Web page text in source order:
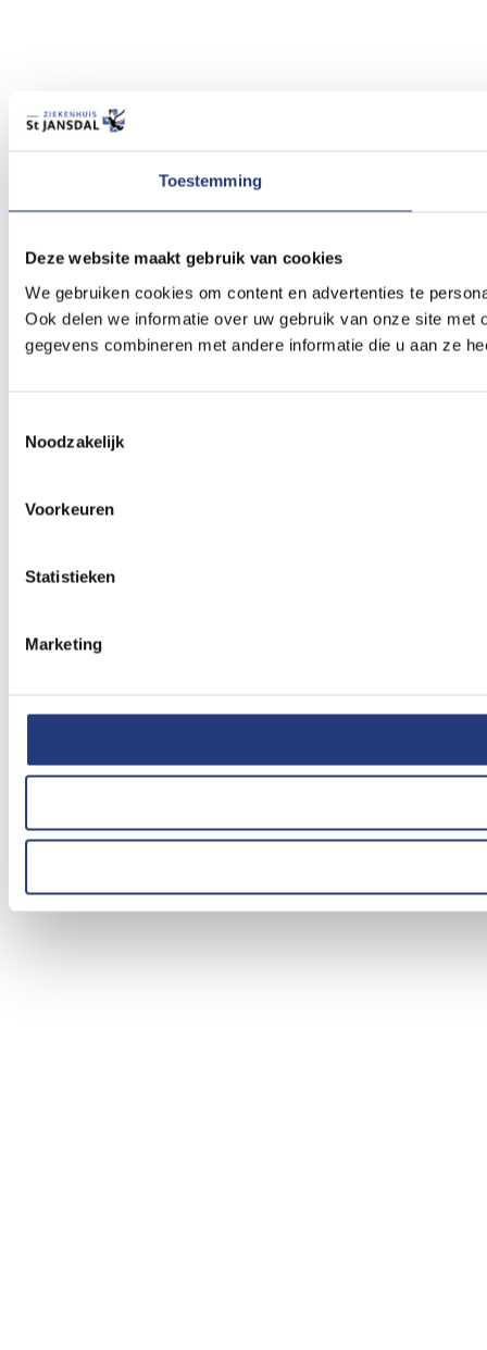
Toestemming
Deze website maakt gebruik van cookies
We gebruiken cookies om content en advertenties te
Ook delen we informatie over uw gebruik van onze site
gegevens combineren met andere informatie die u aan ze
Noodzakelijk
Voorkeuren
Statistieken
Marketing